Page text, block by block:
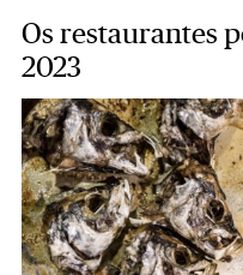
Os restaurantes
2023